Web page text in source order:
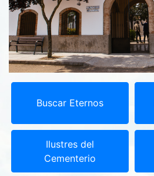
Buscar Eternos
Ilustres del
Cementerio